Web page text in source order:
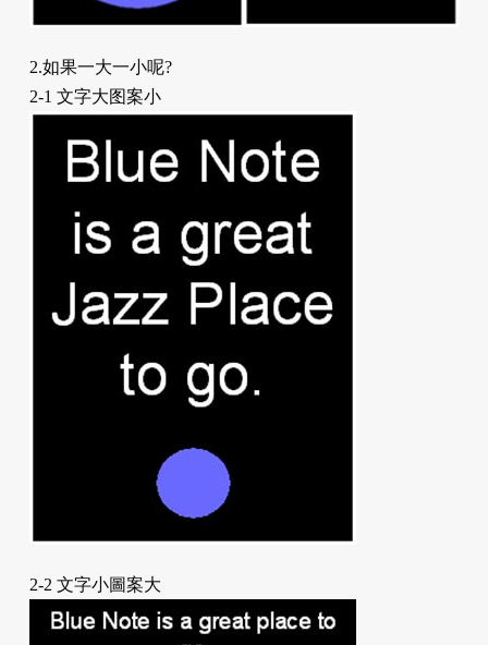
2.如果一大一小呢?
2-1 文字大图案小
2-2 文字小圖案大